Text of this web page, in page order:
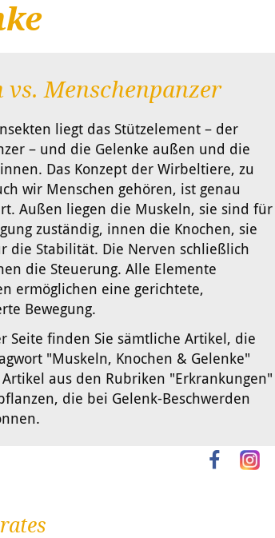
vs. Menschenpanzer
liegt das Stützelement – der
– und die Gelenke außen und die
Das Konzept der Wirbeltiere, zu
wir Menschen gehören, ist genau
Außen liegen die Muskeln, sie sind für
zuständig, innen die Knochen, sie
die Stabilität. Die Nerven schließlich
die Steuerung. Alle Elemente
ermöglichen eine gerichtete,
Bewegung.
Seite finden Sie sämtliche Artikel, die
"Muskeln, Knochen & Gelenke"
aus den Rubriken "Erkrankungen"
die bei Gelenk-Beschwerden